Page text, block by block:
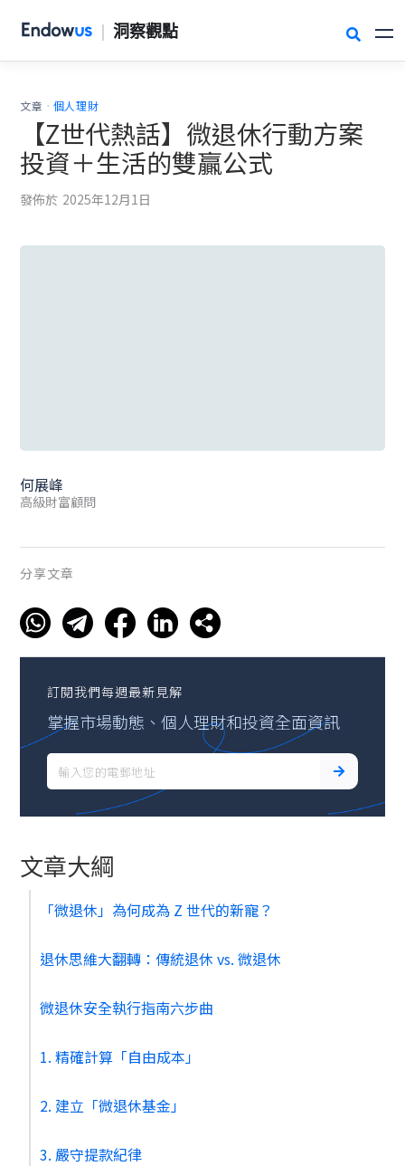
| 洞察觀點 
文章 . 個人理財
【Z世代熱話】微退休行動方案
投資＋生活的雙贏公式
發佈於 2025年12月1日
何展峰
高級財富顧問
分享文章
訂閱我們每週最新見解
掌握市場動態、個人理財和投資全面資訊
文章大綱
「微退休」為何成為 Z 世代的新寵？
退休思維大翻轉：傳統退休 vs. 微退休
微退休安全執行指南六步曲
1. 精確計算「自由成本」
2. 建立「微退休基金」
3. 嚴守提款紀律